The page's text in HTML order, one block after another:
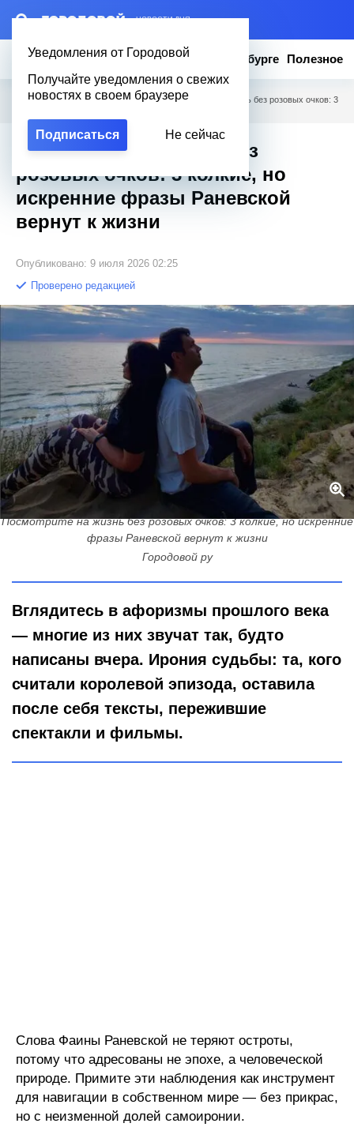
– НОВОСТИ ДНЯ
Уведомления от Городовой
Получайте уведомления о свежих
новостях в своем браузере
Подписаться Не сейчас
Новости Эксклюзив Вопросы о Петербурге Полезное
Городовой Новости Петербурга / Посмотрите на жизнь без розовых очков: 3
Посмотрите на жизнь без
розовых очков: 3 колкие, но
искренние фразы Раневской
вернут к жизни
Опубликовано: 9 июля 2026 02:25
Проверено редакцией
Посмотрите на жизнь без розовых очков: 3 колкие, но искренние
фразы Раневской вернут к жизни
Городовой ру
Вглядитесь в афоризмы прошлого века
— многие из них звучат так, будто
написаны вчера. Ирония судьбы: та, кого
считали королевой эпизода, оставила
после себя тексты, пережившие
спектакли и фильмы.
Слова Фаины Раневской не теряют остроты,
потому что адресованы не эпохе, а человеческой
природе. Примите эти наблюдения как инструмент
для навигации в собственном мире — без прикрас,
но с неизменной долей самоиронии.